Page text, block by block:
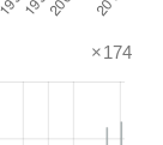
×174